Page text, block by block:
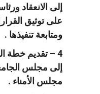
إلى الانعقاد
على توثيق
ومتابعة تنفيذها .
4 – تقديم خطة
إلى مجلس
مجلس الأمناء .